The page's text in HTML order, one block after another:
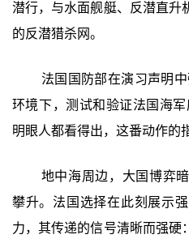
潜行，与水面舰艇、反潜直升
的反潜猎杀网。
法国国防部在演习声明
环境下，测试和验证法国海
明眼人都看得出，这番动作的
地中海周边，大国博弈
攀升。法国选择在此刻展示
力，其传递的信号清晰而强硬